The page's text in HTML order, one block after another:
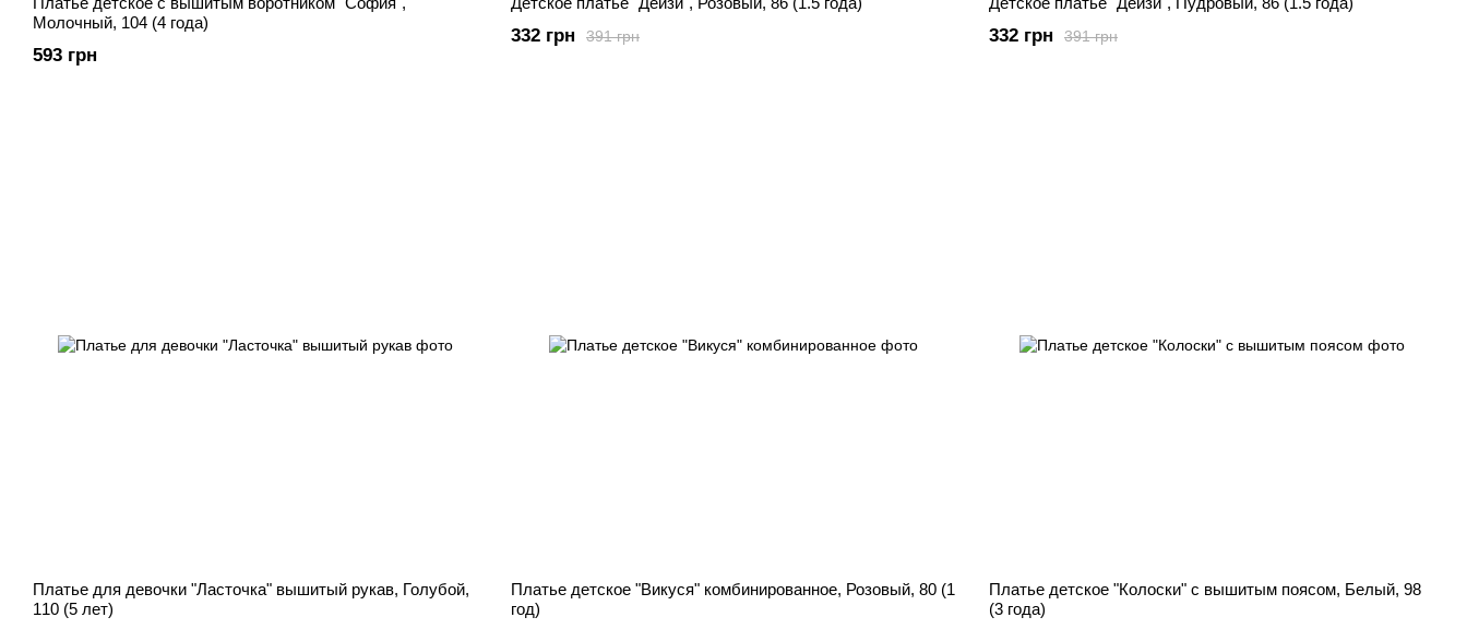
Молочный, 104 (4 года)
593 грн
391 грн
332 грн 391 грн
332 грн
Платье для девочки "Ласточка" вышитый рукав, Голубой,
110 (5 лет)
Платье детское "Викуся" комбинированное, Розовый, 80 (1
год)
Платье детское "Колоски" с вышитым поясом, Белый, 98
(3 года)